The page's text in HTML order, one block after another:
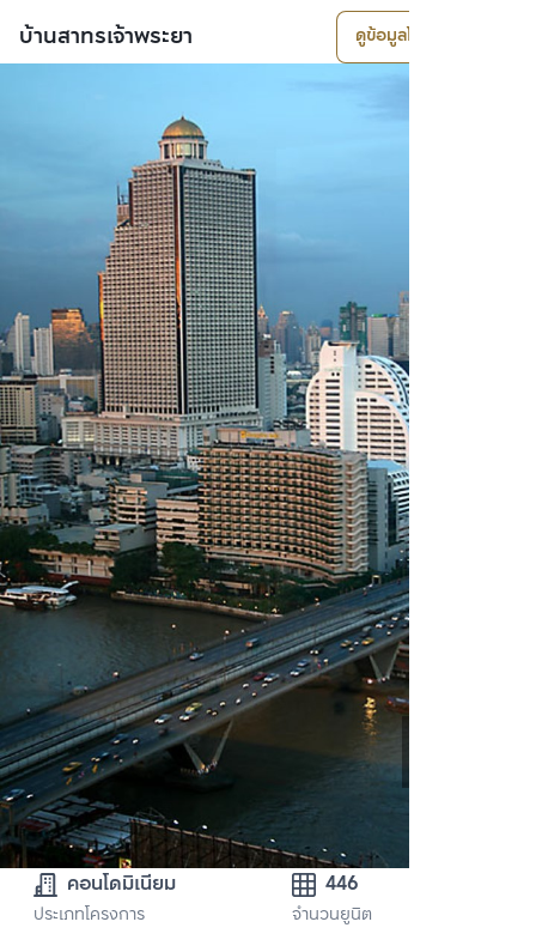
บ้านสาทรเจ้าพระยา ดูข้อมูลโครงการ
คอนโดมิเนียม
ประเภทโครงการ
446
จำนวนยูนิต